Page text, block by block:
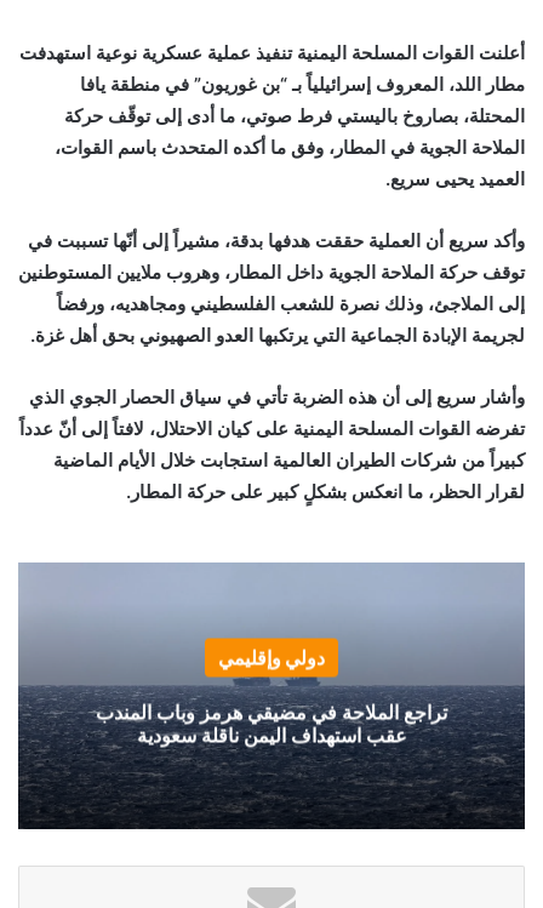
أعلنت القوات المسلحة اليمنية تنفيذ عملية عسكرية نوعية استهدفت
مطار اللد، المعروف إسرائيلياً بـ “بن غوريون” في منطقة يافا
المحتلة، بصاروخ باليستي فرط صوتي، ما أدى إلى توقّف حركة
الملاحة الجوية في المطار، وفق ما أكده المتحدث باسم القوات،
العميد يحيى سريع.
وأكد سريع أن العملية حققت هدفها بدقة، مشيراً إلى أنّها تسببت في
توقف حركة الملاحة الجوية داخل المطار، وهروب ملايين المستوطنين
إلى الملاجئ، وذلك نصرة للشعب الفلسطيني ومجاهديه، ورفضاً
لجريمة الإبادة الجماعية التي يرتكبها العدو الصهيوني بحق أهل غزة.
وأشار سريع إلى أن هذه الضربة تأتي في سياق الحصار الجوي الذي
تفرضه القوات المسلحة اليمنية على كيان الاحتلال، لافتاً إلى أنّ عدداً
كبيراً من شركات الطيران العالمية استجابت خلال الأيام الماضية
لقرار الحظر، ما انعكس بشكلٍ كبير على حركة المطار.
دولي وإقليمي
تراجع الملاحة في مضيقي هرمز وباب المندب
عقب استهداف اليمن ناقلة سعودية